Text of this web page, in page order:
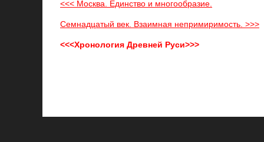
<<< Москва. Единство и многообразие.
Семнадцатый век. Взаимная непримиримость. >>>
<<<Хронология Древней Руси>>>